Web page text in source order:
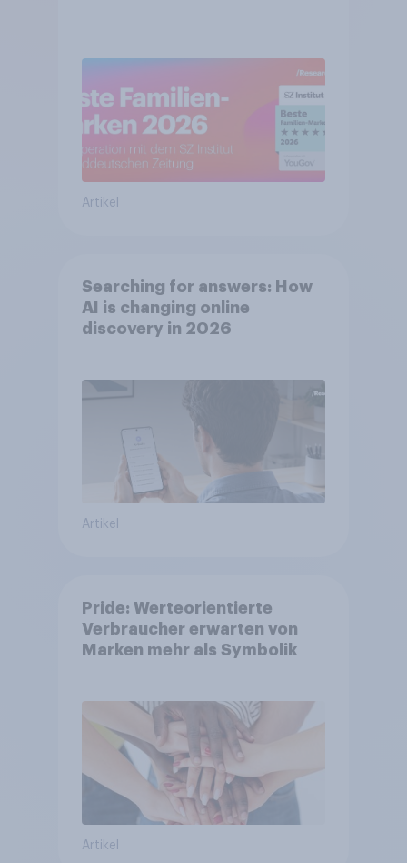
Artikel
Searching for answers: How
AI is changing online
discovery in 2026
Artikel
Pride: Werteorientierte
Verbraucher erwarten von
Marken mehr als Symbolik
Artikel